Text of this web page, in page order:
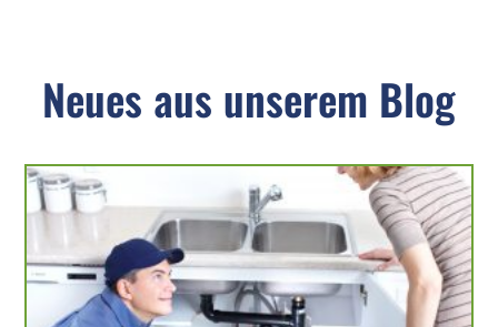
Neues aus unserem Blog